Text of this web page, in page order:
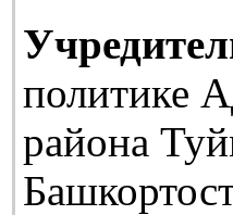
политике
района